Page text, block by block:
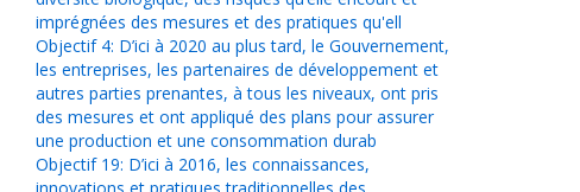
imprégnées des mesures et des pratiques qu'ell
Objectif 4: D’ici à 2020 au plus tard, le Gouvernement,
les entreprises, les partenaires de développement et
autres parties prenantes, à tous les niveaux, ont pris
des mesures et ont appliqué des plans pour assurer
une production et une consommation durab
Objectif 19: D’ici à 2016, les connaissances,